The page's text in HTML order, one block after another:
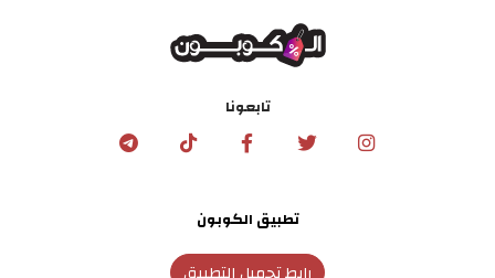
تابعونا
تطبيق الكوبون